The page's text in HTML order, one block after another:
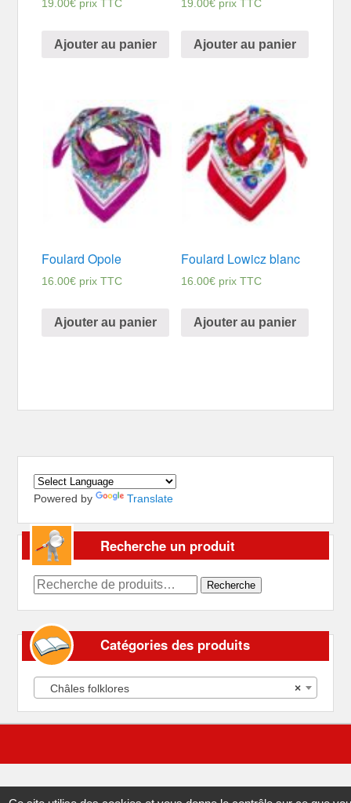
19.00€ prix TTC
Ajouter au panier
19.00€ prix TTC
Ajouter au panier
Foulard Opole
16.00€ prix TTC
Ajouter au panier
Foulard Lowicz blanc
16.00€ prix TTC
Ajouter au panier
Powered by Translate
Recherche un produit
Recherche
Recherche
Catégories des produits
×
Châles folklores